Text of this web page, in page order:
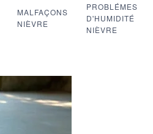
MALFAÇONS
NIÈVRE
PROBLÉMES
D'HUMIDITÉ
NIÈVRE